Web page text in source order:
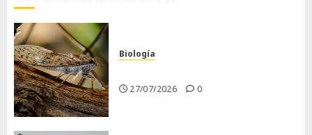
Biología
27/07/2026 0